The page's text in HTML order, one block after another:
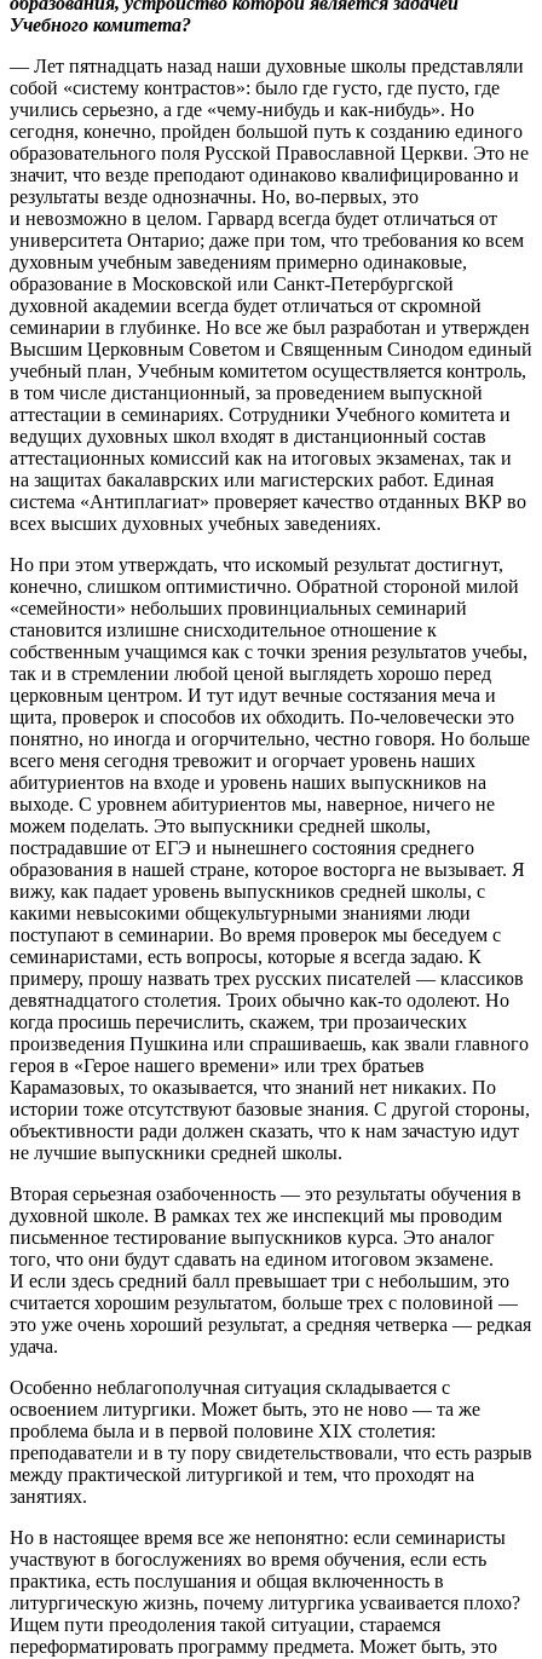
Учебного комитета?
— Лет пятнадцать назад наши духовные школы представляли
собой «систему контрастов»: было где густо, где пусто, где
учились серьезно, а где «чему-нибудь и как-нибудь». Но
сегодня, конечно, пройден большой путь к созданию единого
образовательного поля Русской Православной Церкви. Это не
значит, что везде преподают одинаково квалифицированно и
результаты везде однозначны. Но, во-первых, это
и невозможно в целом. Гарвард всегда будет отличаться от
университета Онтарио; даже при том, что требования ко всем
духовным учебным заведениям примерно одинаковые,
образование в Мос­ковской или Санкт-Петербургской
духовной академии всегда будет отличаться от скромной
семинарии в глубинке. Но все же был разработан и утвержден
Высшим Церковным Советом и Священным Синодом единый
учебный план, Учебным комитетом осуществляется контроль,
в том числе дистанционный, за проведением выпускной
аттестации в семинариях. Сотрудники Учебного комитета и
ведущих духовных школ входят в дистанционный состав
аттестационных комиссий как на итоговых экзаменах, так и
на защитах бакалаврских или магистерских работ. Единая
система «Антиплагиат» проверяет качество отданных ВКР во
всех высших духовных учебных заведениях.
Но при этом утверждать, что искомый результат достигнут,
конечно, слишком оптимистично. Обратной стороной милой
«семейности» небольших провинциальных семинарий
становится излишне снисходительное отношение к
собственным учащимся как с точки зрения результатов учебы,
так и в стремлении любой ценой выглядеть хорошо перед
церковным центром. И тут идут вечные состязания меча и
щита, проверок и способов их обходить. По-человечески это
понятно, но иногда и огорчительно, честно говоря. Но больше
всего меня сегодня тревожит и огорчает уровень наших
абитуриентов на входе и уровень наших выпускников на
выходе. С уровнем абитуриентов мы, наверное, ничего не
можем поделать. Это выпускники средней школы,
пострадавшие от ЕГЭ и нынешнего состояния среднего
образования в нашей стране, которое восторга не вызывает. Я
вижу, как падает уровень выпускников средней школы, с
какими невысокими общекультурными знаниями люди
поступают в семинарии. Во время проверок мы беседуем с
семинаристами, есть вопросы, которые я всегда задаю. К
примеру, прошу назвать трех русских писателей — классиков
девятнадцатого столетия. Троих обычно как-то одолеют. Но
когда просишь перечислить, скажем, три прозаических
произведения Пушкина или спрашиваешь, как звали главного
героя в «Герое нашего времени» или трех братьев
Карамазовых, то оказывается, что знаний нет никаких. По
истории тоже отсутствуют базовые знания. С другой стороны,
объективности ради должен сказать, что к нам зачастую идут
не лучшие выпускники средней школы.
Вторая серьезная озабоченность — это результаты обучения в
духовной школе. В рамках тех же инспекций мы проводим
письменное тестирование выпускников курса. Это аналог
того, что они будут сдавать на едином итоговом экзамене.
И если здесь средний балл превышает три с небольшим, это
считается хорошим результатом, больше трех с половиной —
это уже очень хороший результат, а средняя четверка — редкая
удача.
Особенно неблагополучная ситуация складывается с
освоением литургики. Может быть, это не ново — та же
проблема была и в первой половине ХIX столетия:
преподаватели и в ту пору свидетельствовали, что есть разрыв
между практической литургикой и тем, что проходят на
занятиях.
Но в настоящее время все же непонятно: если семинаристы
участвуют в богослужениях во ­время обучения, если есть
практика, есть послушания и общая включенность в
литургическую жизнь, почему литургика усваивается плохо?
Ищем пути преодоления такой ситуации, стараемся
переформатировать программу предмета. Может быть, это